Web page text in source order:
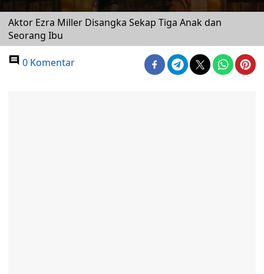
Aktor Ezra Miller Disangka Sekap Tiga Anak dan
Seorang Ibu
0 Komentar